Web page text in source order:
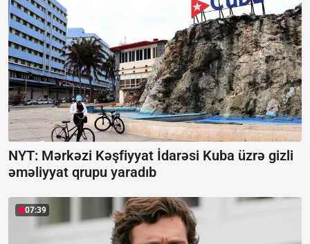
NYT: Mərkəzi Kəşfiyyat İdarəsi Kuba üzrə gizli
əməliyyat qrupu yaradıb
07:39